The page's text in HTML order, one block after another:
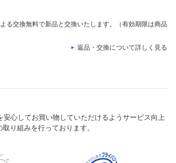
る交換無料で新品と交換いたします。（有効期限は商品
返品・交換について詳しく見る
安心してお買い物していただけるようサービス向上
取り組みを行っております。